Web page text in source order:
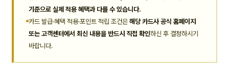
기준으로 실제 적용 혜택과 다를 수 있습니다.
카드 발급·혜택 적용·포인트 적립 조건은 해당 카드사 공식 홈페이지
또는 고객센터에서 최신 내용을 반드시 직접 확인하신 후 결정하시기
바랍니다.